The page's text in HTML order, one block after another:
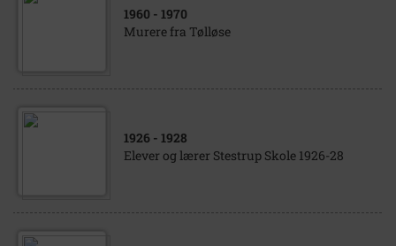
1960 - 1970
Murere fra Tølløse
1926 - 1928
Elever og lærer Stestrup Skole 1926-28